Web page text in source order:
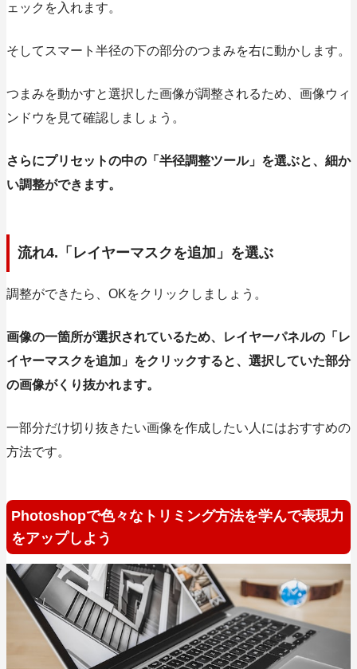
ェックを入れます。
そしてスマート半径の下の部分のつまみを右に動かします。
つまみを動かすと選択した画像が調整されるため、画像ウィ
ンドウを見て確認しましょう。
さらにプリセットの中の「半径調整ツール」を選ぶと、細か
い調整ができます。
流れ4.「レイヤーマスクを追加」を選ぶ
調整ができたら、OKをクリックしましょう。
画像の一箇所が選択されているため、レイヤーパネルの「レ
イヤーマスクを追加」をクリックすると、選択していた部分
の画像がくり抜かれます。
一部分だけ切り抜きたい画像を作成したい人にはおすすめの
方法です。
Photoshopで色々なトリミング方法を学んで表現力
をアップしよう